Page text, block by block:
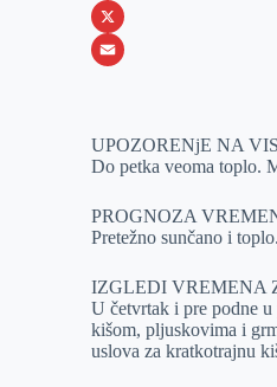
b
o
s
e
e
n
k
I
i
b
W
h
s
p
p
X
a
l
UPOZORENjE NA
Do petka veoma toplo.
PROGNOZA
Pretežno sunčano i
IZGLEDI VREMENA
U četvrtak i pre podne u
kišom, pljuskovima i
uslova za kratkotrajnu